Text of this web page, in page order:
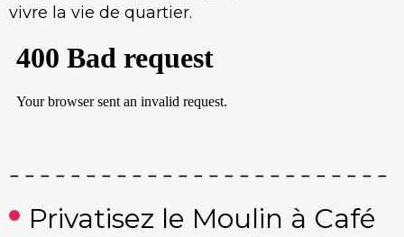
vivre la vie de quartier.
Privatisez le Moulin à Café